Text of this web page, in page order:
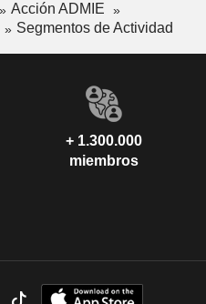
Acción ADMIE
Segmentos de Actividad
+ 1.300.000
miembros